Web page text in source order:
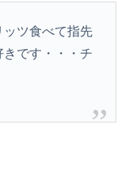
ッツ食べて指先
です・・・チ